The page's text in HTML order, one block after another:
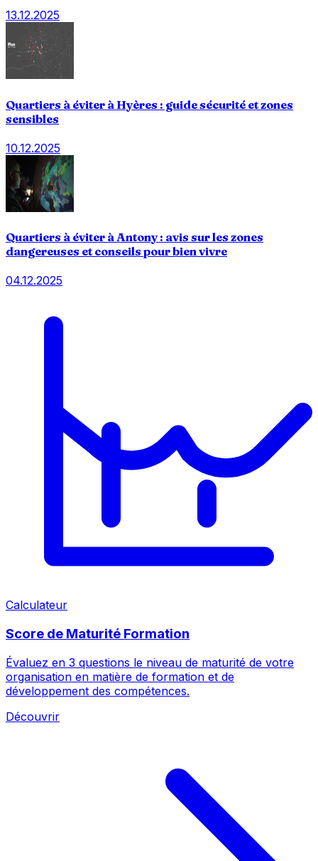
13.12.2025
Quartiers à éviter à Hyères : guide sécurité et zones
sensibles
10.12.2025
Quartiers à éviter à Antony : avis sur les zones
dangereuses et conseils pour bien vivre
04.12.2025
Calculateur
Score de Maturité Formation
Évaluez en 3 questions le niveau de maturité de votre
organisation en matière de formation et de
développement des compétences.
Découvrir